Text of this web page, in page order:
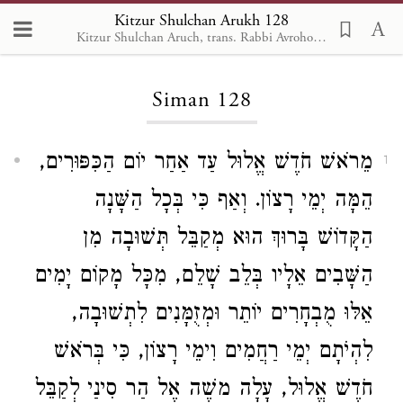
Kitzur Shulchan Arukh 128
Kitzur Shulchan Aruch, trans. Rabbi Avrohom Davis, Metsudah Pub., 1996
Loading...
Siman 128
1
מֵרֹאשׁ חֹדֶשׁ אֱלוּל עַד אַחַר יוֹם הַכִּפּוּרִים,
הֵמָּה יְמֵי רָצוֹן. וְאַף כִּי בְּכָל הַשָּׁנָה
הַקָּדוֹשׁ בָּרוּךְ הוּא מְקַבֵּל תְּשׁוּבָה מִן
הַשָּׁבִים אֵלָיו בְּלֵב שָׁלֵם, מִכָּל מָקוֹם יָמִים
אֵלּוּ מֻבְחָרִים יוֹתֵר וּמְזֻמָּנִים לִתְשׁוּבָה,
לִהְיֹתָם יְמֵי רַחֲמִים וִימֵי רָצוֹן, כִּי בְּרֹאשׁ
חֹדֶשׁ אֱלוּל, עָלָה משֶׁה אֶל הַר סִינַי לְקַבֵּל